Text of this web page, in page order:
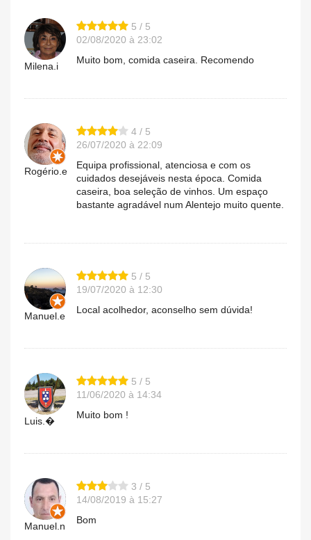
Milena.i
5 / 5
02/08/2020 à 23:02
Muito bom, comida caseira. Recomendo
Rogério.e
4 / 5
26/07/2020 à 22:09
Equipa profissional, atenciosa e com os
cuidados desejáveis nesta época. Comida
caseira, boa seleção de vinhos. Um espaço
bastante agradável num Alentejo muito quente.
Manuel.e
5 / 5
19/07/2020 à 12:30
Local acolhedor, aconselho sem dúvida!
Luis.�
5 / 5
11/06/2020 à 14:34
Muito bom !
Manuel.n
3 / 5
14/08/2019 à 15:27
Bom